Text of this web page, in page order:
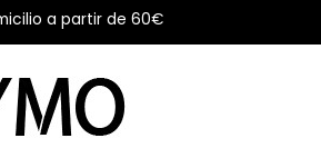
a partir de 60€